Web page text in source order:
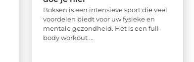
Boksen is een intensieve sport die veel
voordelen biedt voor uw fysieke en
mentale gezondheid. Het is een full-
body workout ...